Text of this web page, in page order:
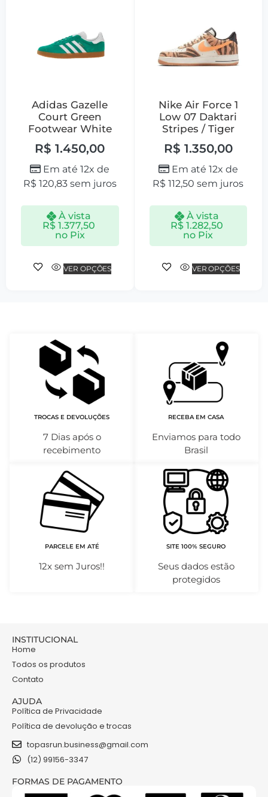
Adidas Gazelle
Court Green
Footwear White
R$ 1.450,00
Em até 12x de
R$ 120,83sem juros
À vista
R$1.377,50
no Pix
VER OPÇÕES
Nike Air Force 1
Low 07 Daktari
Stripes / Tiger
R$ 1.350,00
Em até 12x de
R$ 112,50 sem juros
À vista
R$ 1.282,50
no Pix
VER OPÇÕES
TROCAS E DEVOLUÇÕES
7 Dias após o
recebimento
RECEBA EM CASA
Enviamos para todo
Brasil
PARCELE EM ATÉ
12x sem Juros!!
SITE 100% SEGURO
Seus dados estão
protegidos
INSTITUCIONAL
Home
Todos os produtos
Contato
AJUDA
Política de Privacidade
Política de devolução e trocas
topasrun.business@gmail.com
(12) 99156-3347
FORMAS DE PAGAMENTO